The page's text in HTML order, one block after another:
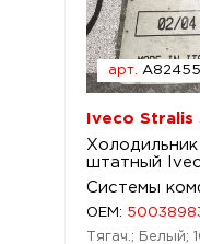
арт.
Iveco Stralis
штатный
Системы
OEM:
Тягач.; Белый;